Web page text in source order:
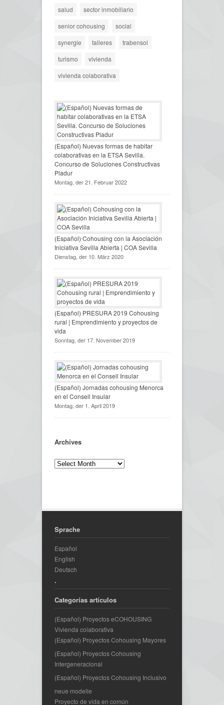
salud
sector inmobiliario
senior cohousing
social
synergie
talleres
trabensol
turismo
vivienda
vivienda colaborativa
(Español) Nuevas formas de habitar
colaborativas en la ETSA Sevilla.
Concurso de Soluciones Constructivas
Pladur
Montag, der 21. Februar 2022
(Español) Cohousing con la Asociación
Iniciativa Sevilla Abierta | COA Sevilla
Dienstag, der 10. März 2020
(Español) PRESURA 2019 Cohousing
rural | Emprendimiento y proyectos de
vida
Sonntag, der 17. November 2019
(Español) Jornadas cohousing Menorca
en el Consell Insular
Montag, der 1. April 2019
Archives
Sprache
Español
English
Deutsch
.
Categorías artículos
(Español) Proyectos eCOHOUSING
Vivienda colaborativa
(Español) Proyectos Cohousing Mayores
(Español) Proyectos Cohousing
Intergeneracional
(Español) Proyectos Cohousing Inclusivo
neue modelle
Proyecto de vida en común